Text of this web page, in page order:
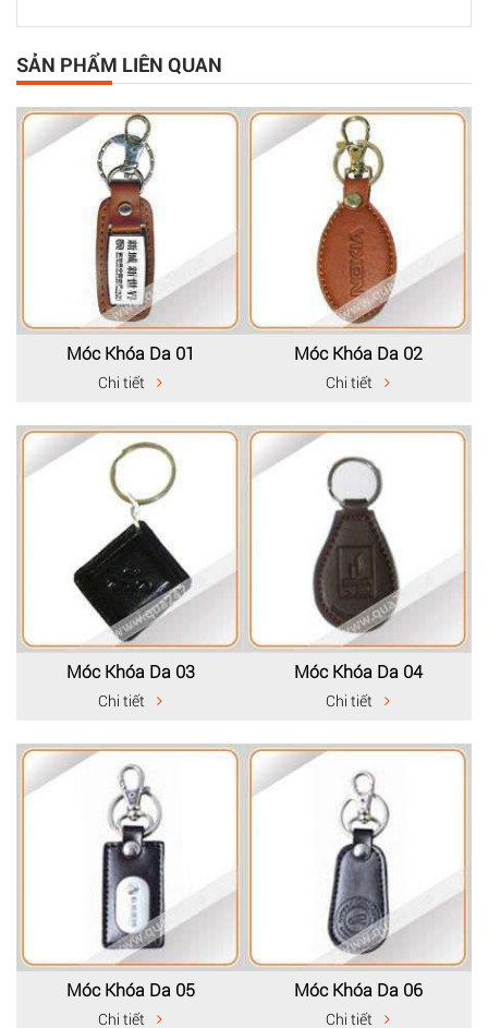
SẢN PHẨM LIÊN QUAN
Móc Khóa Da 01
Chi tiết
Móc Khóa Da 02
Chi tiết
Móc Khóa Da 03
Chi tiết
Móc Khóa Da 04
Chi tiết
Móc Khóa Da 05
Chi tiết
Móc Khóa Da 06
Chi tiết